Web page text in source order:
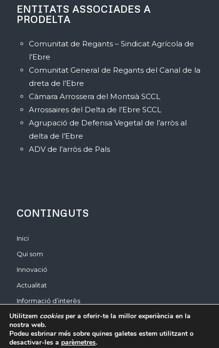
ENTITATS ASSOCIADES A
PRODELTA
Comunitat de Regants – Sindicat Agrícola de
l’Ebre
Comunitat General de Regants del Canal de la
dreta de l’Ebre
Càmara Arrossera del Montsià SCCL
Arrossaires del Delta de l’Ebre SCCL
Agrupació de Defensa Vegetal de l’arròs al
delta de l’Ebre
ADV de l’arròs de Pals
CONTINGUTS
Inici
Qui som
Innovació
Actualitat
Informació d’interès
Utilitzem cookiesper a oferir-te la millor experiència en la
nostra web.
Podeu esbrinar més sobre quines galetes estem utilitzant o
desactivar-les a parèmetres.